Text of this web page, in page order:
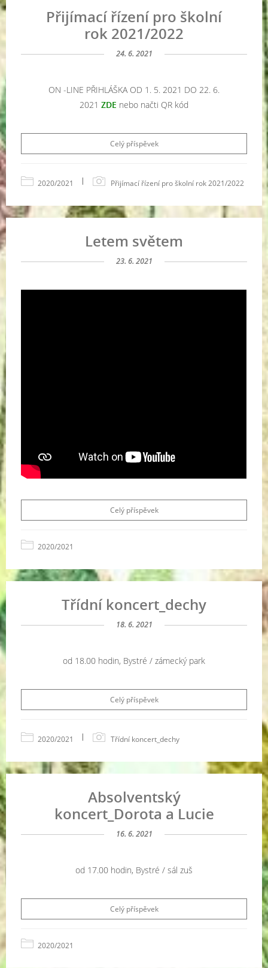
Přijímací řízení pro školní
rok 2021/2022
24. 6. 2021
ON -LINE PŘIHLÁŠKA OD 1. 5. 2021 DO 22. 6.
2021 ZDE nebo načti QR kód
Celý příspěvek
2020/2021 | Přijímací řízení pro školní rok 2021/2022
Letem světem
23. 6. 2021
Celý příspěvek
2020/2021
Třídní koncert_dechy
18. 6. 2021
od 18.00 hodin, Bystré / zámecký park
Celý příspěvek
2020/2021 | Třídní koncert_dechy
Absolventský
koncert_Dorota a Lucie
16. 6. 2021
od 17.00 hodin, Bystré / sál zuš
Celý příspěvek
2020/2021